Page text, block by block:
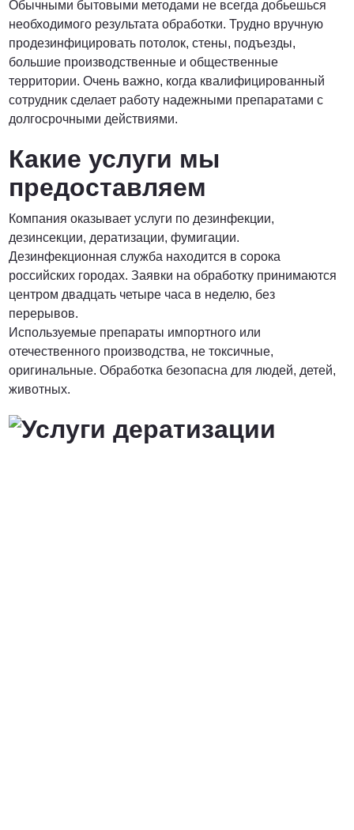
ПОЗВОНИТЬ
Обычными бытовыми методами не всегда добьешься
необходимого результата обработки. Трудно вручную
продезинфицировать потолок, стены, подъезды,
большие производственные и общественные
территории. Очень важно, когда квалифицированный
сотрудник сделает работу надежными препаратами с
долгосрочными действиями.
Какие услуги мы
предоставляем
Компания оказывает услуги по дезинфекции,
дезинсекции, дератизации, фумигации.
Дезинфекционная служба находится в сорока
российских городах. Заявки на обработку принимаются
центром двадцать четыре часа в неделю, без
перерывов.
Используемые препараты импортного или
отечественного производства, не токсичные,
оригинальные. Обработка безопасна для людей, детей,
животных.